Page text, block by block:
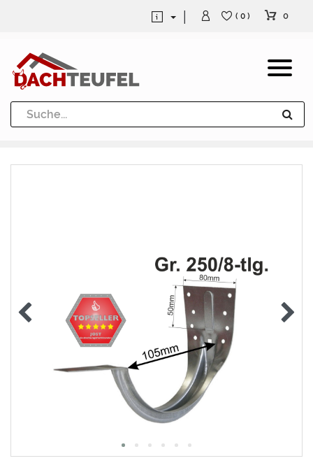
Dachrinne und Fallrohre
Werkzeuge und Löttechnik
( 0 ) 0